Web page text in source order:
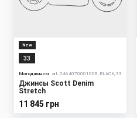
New
33
Мотоджинсы art. 2464070001008, BLACK, 33
Джинсы Scott Denim
Stretch
11 845 грн